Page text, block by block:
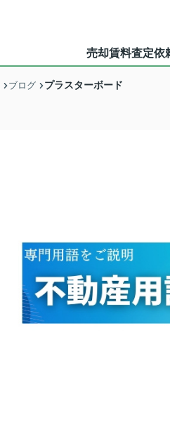
売却賃料査定依
ブログ プラスターボード